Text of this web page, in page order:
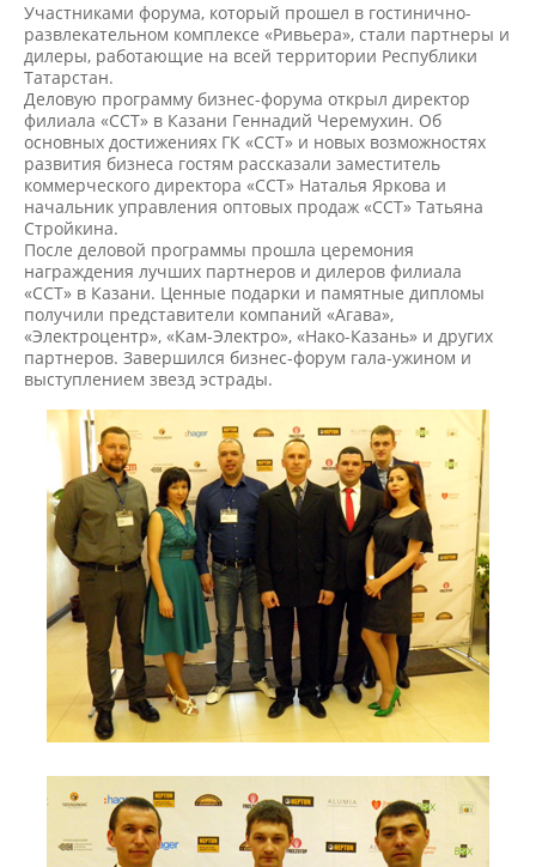
Участниками форума, который прошел в гостинично-
развлекательном комплексе «Ривьера», стали партнеры и
дилеры, работающие на всей территории Республики
Татарстан.
Деловую программу бизнес-форума открыл директор
филиала «ССТ» в Казани Геннадий Черемухин. Об
основных достижениях ГК «ССТ» и новых возможностях
развития бизнеса гостям рассказали заместитель
коммерческого директора «ССТ» Наталья Яркова и
начальник управления оптовых продаж «ССТ» Татьяна
Стройкина.
После деловой программы прошла церемония
награждения лучших партнеров и дилеров филиала
«ССТ» в Казани. Ценные подарки и памятные дипломы
получили представители компаний «Агава»,
«Электроцентр», «Кам-Электро», «Нако-Казань» и других
партнеров. Завершился бизнес-форум гала-ужином и
выступлением звезд эстрады.